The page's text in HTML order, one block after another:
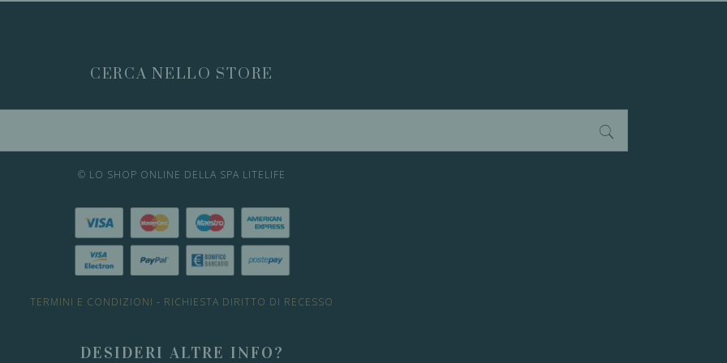
CERCA NELLO STORE
© LO SHOP ONLINE DELLA SPA LITELIFE
TERMINI E CONDIZIONI - RICHIESTA DIRITTO DI RECESSO
DESIDERI ALTRE INFO?